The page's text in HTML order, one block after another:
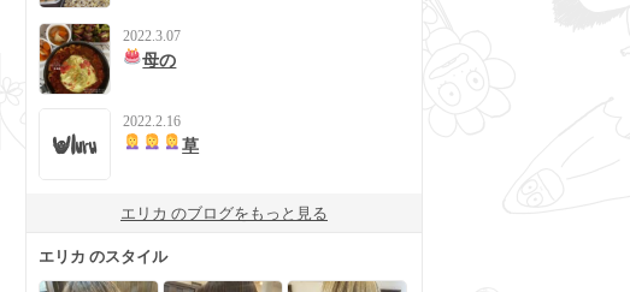
2022.3.07
母の
2022.2.16
草
エリカ のブログをもっと見る
エリカ のスタイル